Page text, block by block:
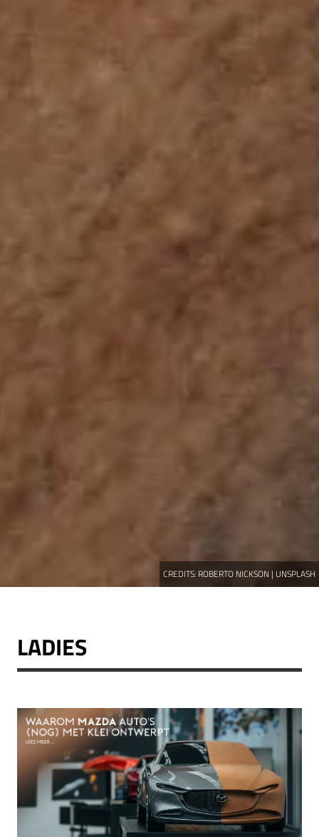
CREDITS: ROBERTO NICKSON | UNSPLASH
LADIES